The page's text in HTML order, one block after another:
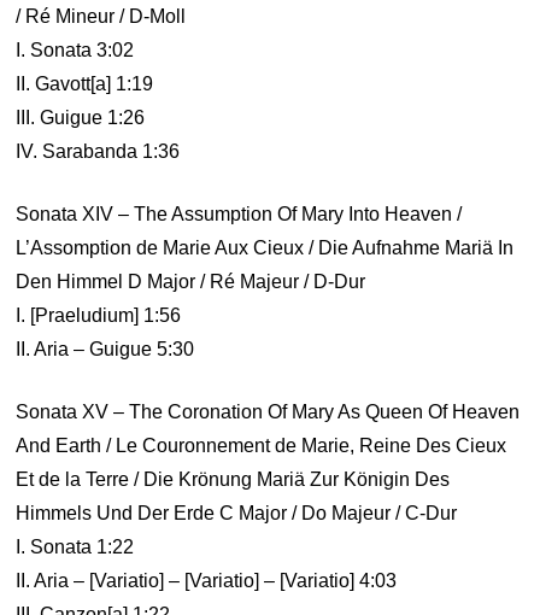
/ Ré Mineur / D-Moll
I. Sonata 3:02
II. Gavott[a] 1:19
III. Guigue 1:26
IV. Sarabanda 1:36
Sonata XIV – The Assumption Of Mary Into Heaven /
L’Assomption de Marie Aux Cieux / Die Aufnahme Mariä In
Den Himmel D Major / Ré Majeur / D-Dur
I. [Praeludium] 1:56
II. Aria – Guigue 5:30
Sonata XV – The Coronation Of Mary As Queen Of Heaven
And Earth / Le Couronnement de Marie, Reine Des Cieux
Et de la Terre / Die Krönung Mariä Zur Königin Des
Himmels Und Der Erde C Major / Do Majeur / C-Dur
I. Sonata 1:22
II. Aria – [Variatio] – [Variatio] – [Variatio] 4:03